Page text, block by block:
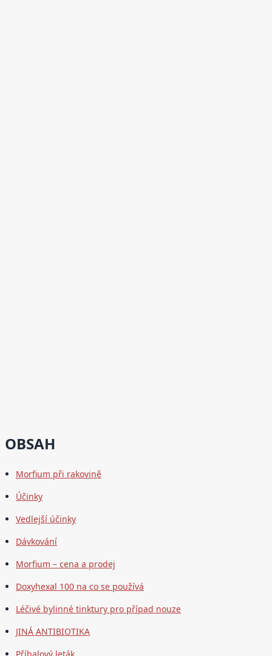
OBSAH
Morfium při rakovině
Účinky
Vedlejší účinky
Dávkování
Morfium – cena a prodej
Doxyhexal 100 na co se používá
Léčivé bylinné tinktury pro případ nouze
JINÁ ANTIBIOTIKA